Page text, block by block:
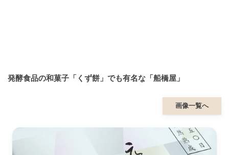
発酵食品の和菓子「くず餅」でも有名な「船橋屋」
画像一覧へ